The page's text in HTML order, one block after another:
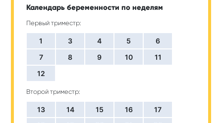
Календарь беременности по неделям
Первый триместр:
1 3 4 5
6
7
8 9 10
11
12
Второй триместр:
13 14 15 16
17